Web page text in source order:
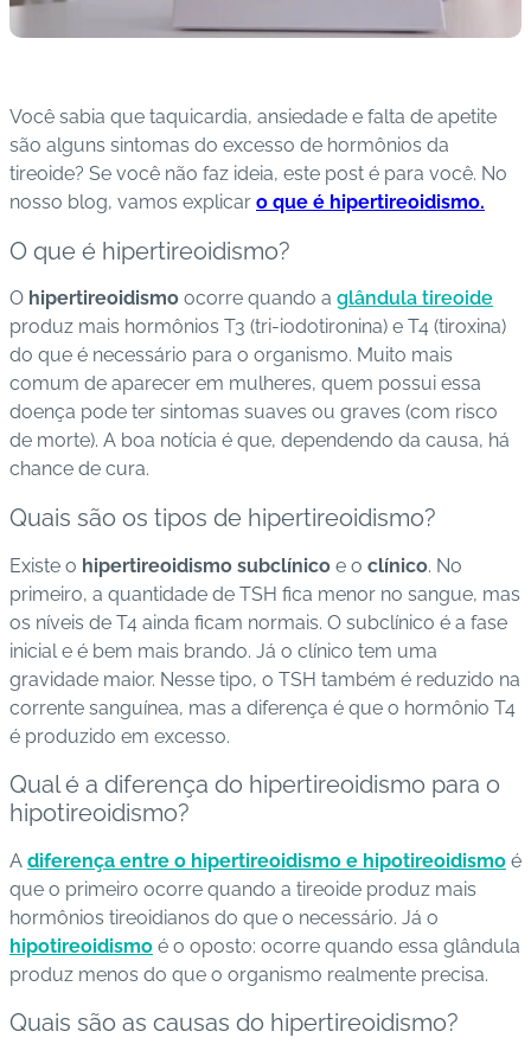
s
a
o
s
d
e
s
a
ú
e
A
B
e
e
p
lo
g
C
o
n
ta
o
Você sabia que taquicardia, ansiedade e falta de apetite
são alguns sintomas do excesso de hormônios da
tireoide? Se você não faz ideia, este post é para você. No
nosso blog, vamos explicar o que é hipertireoidismo.
O que é hipertireoidismo?
O hipertireoidismo ocorre quando a glândula tireoide
produz mais hormônios T3 (tri-iodotironina) e T4 (tiroxina)
do que é necessário para o organismo. Muito mais
comum de aparecer em mulheres, quem possui essa
doença pode ter sintomas suaves ou graves (com risco
de morte). A boa notícia é que, dependendo da causa, há
chance de cura.
Quais são os tipos de hipertireoidismo?
Existe o hipertireoidismo subclínico e o clínico. No
primeiro, a quantidade de TSH fica menor no sangue, mas
os níveis de T4 ainda ficam normais. O subclínico é a fase
inicial e é bem mais brando. Já o clínico tem uma
gravidade maior. Nesse tipo, o TSH também é reduzido na
corrente sanguínea, mas a diferença é que o hormônio T4
é produzido em excesso.
Qual é a diferença do hipertireoidismo para o
hipotireoidismo?
A diferença entre o hipertireoidismo e hipotireoidismo é
que o primeiro ocorre quando a tireoide produz mais
hormônios tireoidianos do que o necessário. Já o
hipotireoidismo é o oposto: ocorre quando essa glândula
produz menos do que o organismo realmente precisa.
Quais são as causas do hipertireoidismo?